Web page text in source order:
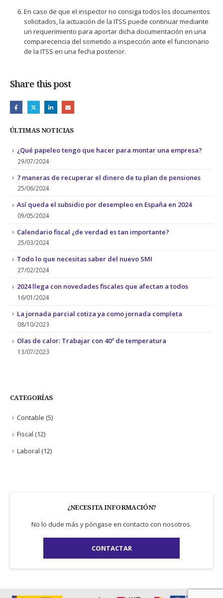
En caso de que el inspector no consiga todos los documentos
solicitados, la actuación de la ITSS puede continuar mediante
un requerimiento para aportar dicha documentación en una
comparecencia del sometido a inspección ante el funcionario
de la ITSS en una fecha posterior.
Share this post
ÚLTIMAS NOTICIAS
¿Qué papeleo tengo que hacer para montar una empresa?
29/07/2024
7 maneras de recuperar el dinero de tu plan de pensiones
25/06/2024
Así queda el subsidio por desempleo en España en 2024
09/05/2024
Calendario fiscal ¿de verdad es tan importante?
25/03/2024
Todo lo que necesitas saber del nuevo SMI
27/02/2024
2024 llega con novedades fiscales que afectan a todos
16/01/2024
La jornada parcial cotiza ya como jornada completa
08/10/2023
Olas de calor: Trabajar con 40º de temperatura
13/07/2023
CATEGORÍAS
Contable (5)
Fiscal (12)
Laboral (12)
¿NECESITA INFORMACIÓN?
No lo dude más y póngase en contacto con nosotros.
CONTACTAR